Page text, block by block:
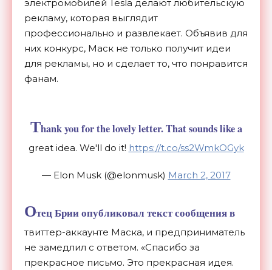
электромобилей Tesla делают любительскую
рекламу, которая выглядит
профессионально и развлекает. Объявив для
них конкурс, Маск не только получит идеи
для рекламы, но и сделает то, что понравится
фанам.
Thank you for the lovely letter. That sounds like a
great idea. We'll do it! https://t.co/ss2WmkOGyk
— Elon Musk (@elonmusk) March 2, 2017
Отец Брии опубликовал текст сообщения в
твиттер-аккаунте Маска, и предприниматель
не замедлил с ответом. «Спасибо за
прекрасное письмо. Это прекрасная идея.